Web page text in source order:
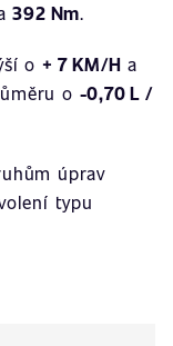
392 Nm.
o + 7 KM/H a
o -0,70 L /
úprav
typu